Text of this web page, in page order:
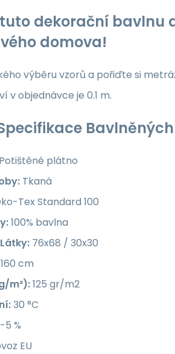
dekorační bavlnu
domova!
výběru vzorů a pořiďte si
v objednávce je 0.1 m.
Potištěné plátno
Tkaná
Tex Standard 100
100% bavlna
76x68 / 30x30
160 cm
m²):125 gr/m2
30 °C
5 %
EU